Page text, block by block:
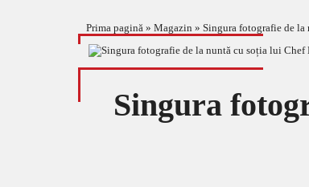
Prima pagină » Magazin » Singura fotografie de
Singura